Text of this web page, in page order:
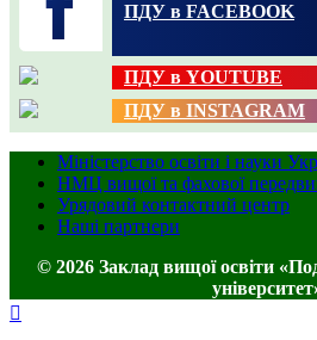
ПДУ в FACEBOOK
ПДУ в YOUTUBE
ПДУ в INSTAGRAM
Міністерство освіти і науки
НМЦ вищої та фахової
Урядовий контактний центр
Наші партнери
© 2026 Заклад вищої освіти